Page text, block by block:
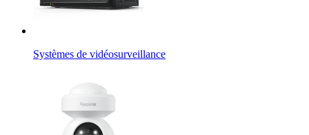
Systèmes de vidéosurveillance